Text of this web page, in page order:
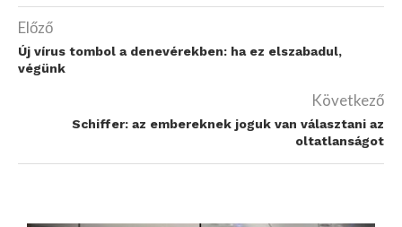
Előző
Új vírus tombol a denevérekben: ha ez elszabadul,
végünk
Következő
Schiffer: az embereknek joguk van választani az
oltatlanságot